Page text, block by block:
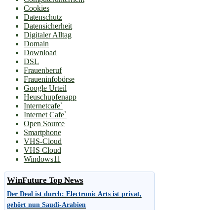
Cookies
Datenschutz
Datensicherheit
Digitaler Alltag
Domain
Download
DSL
Frauenberuf
Fraueninfobörse
Google Urteil
Heuschupfenapp
Internetcafe`
Internet Cafe`
Open Source
Smartphone
VHS-Cloud
VHS Cloud
Windows11
WinFuture Top News
Der Deal ist durch: Electronic Arts ist privat,
gehört nun Saudi-Arabien